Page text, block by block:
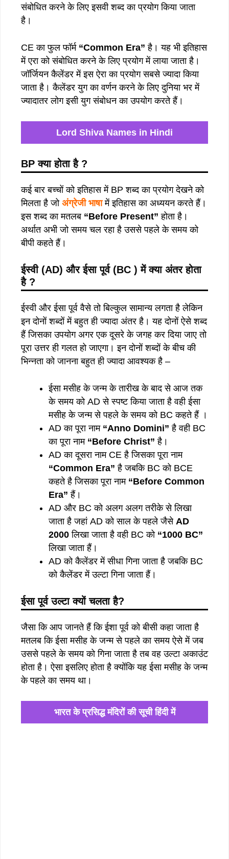
संबोधित करने के लिए इसवी शब्द का प्रयोग किया जाता
है।
CE का फुल फॉर्म “Common Era”है। यह भी इतिहास
में एरा को संबोधित करने के लिए प्रयोग में लाया जाता है।
जॉर्जियन कैलेंडर में इस ऐरा का प्रयोग सबसे ज्यादा किया
जाता है। कैलेंडर युग का वर्णन करने के लिए दुनिया भर में
ज्यादातर लोग इसी युग संबोधन का उपयोग करते हैं।
Lord Shiva Names in Hindi
BP क्या होता है ?
कई बार बच्चों को इतिहास में BP शब्द का प्रयोग देखने को
मिलता है जो अंग्रेजी भाषामें इतिहास का अध्ययन करते हैं।
इस शब्द का मतलब “Before Present” होता है।
अर्थात अभी जो समय चल रहा है उससे पहले के समय को
बीपी कहते हैं।
ईस्वी (AD) और ईसा पूर्व (BC ) में क्या अंतर होता
है ?
ईस्वी और ईसा पूर्व वैसे तो बिल्कुल सामान्य लगता है लेकिन
इन दोनों शब्दों में बहुत ही ज्यादा अंतर है। यह दोनों ऐसे शब्द
हैं जिसका उपयोग अगर एक दूसरे के जगह कर दिया जाए तो
पूरा उत्तर ही गलत हो जाएगा। इन दोनों शब्दों के बीच की
भिन्नता को जानना बहुत ही ज्यादा आवश्यक है –
ईसा मसीह के जन्म के तारीख के बाद से आज तक
के समय को AD से स्पष्ट किया जाता है वही ईसा
मसीह के जन्म से पहले के समय को BC कहते हैं ।
AD का पूरा नाम “Anno Domini”है वही BC
का पूरा नाम “Before Christ” है।
AD का दूसरा नाम CE है जिसका पूरा नाम
“Common Era” है जबकि BC को BCE
कहते है जिसका पूरा नाम “Before Common
Era” हैं।
AD और BC को अलग अलग तरीके से लिखा
जाता है जहां AD को साल के पहले जैसेAD
2000 लिखा जाता है वही BC को “1000 BC”
लिखा जाता हैं।
AD को कैलेंडर में सीधा गिना जाता है जबकि BC
को कैलेंडर में उल्टा गिना जाता हैं।
ईसा पूर्व उल्टा क्यों चलता है?
जैसा कि आप जानते हैं कि ईशा पूर्व को बीसी कहा जाता है
मतलब कि ईसा मसीह के जन्म से पहले का समय ऐसे में जब
उससे पहले के समय को गिना जाता है तब वह उल्टा अकाउंट
होता है। ऐसा इसलिए होता है क्योंकि यह ईसा मसीह के जन्म
के पहले का समय था।
भारत के प्रसिद्ध मंदिरों की सूची हिंदी में